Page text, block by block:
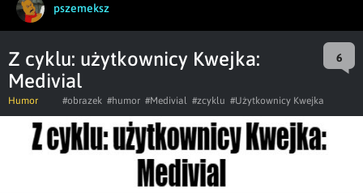
pszemeksz
Z cyklu: użytkownicy Kwejka:
Medivial
6
Humor #obrazek #humor #Medivial #zcyklu #Użytkownicy Kwejka